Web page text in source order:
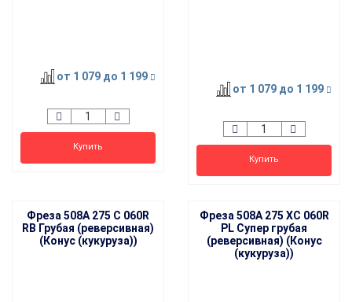
от 1 079 до 1 199
Купить
от 1 079 до 1 199
Купить
Фреза 508A 275 C 060R
RB Грубая (реверсивная)
(Конус (кукуруза))
Фреза 508A 275 XC 060R
PL Супер грубая
(реверсивная) (Конус
(кукуруза))